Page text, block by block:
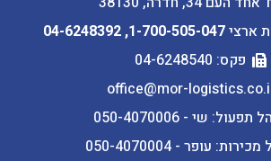
ארצי1-700-505-047
,
04-6248392
פקס: 04-6248540
office@mor-
תפעול: שי - 050-4070006
עופר - 050-4070004